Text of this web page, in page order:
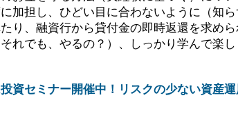
加担し、ひどい目に合わないように（知
り、融資行から貸付金の即時返還を求め
でも、やるの？）、しっかり学んで楽し
資セミナー開催中！リスクの少ない資産